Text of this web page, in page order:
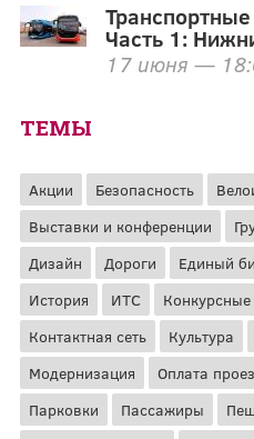
Часть 1:
17 июня —
ТЕМЫ
Акции Безопасность
Выставки и конференции
Дизайн
Дороги Единый
История
ИТС
Контактная сеть
Культура
Модернизация
Оплата
Парковки
Пассажиры